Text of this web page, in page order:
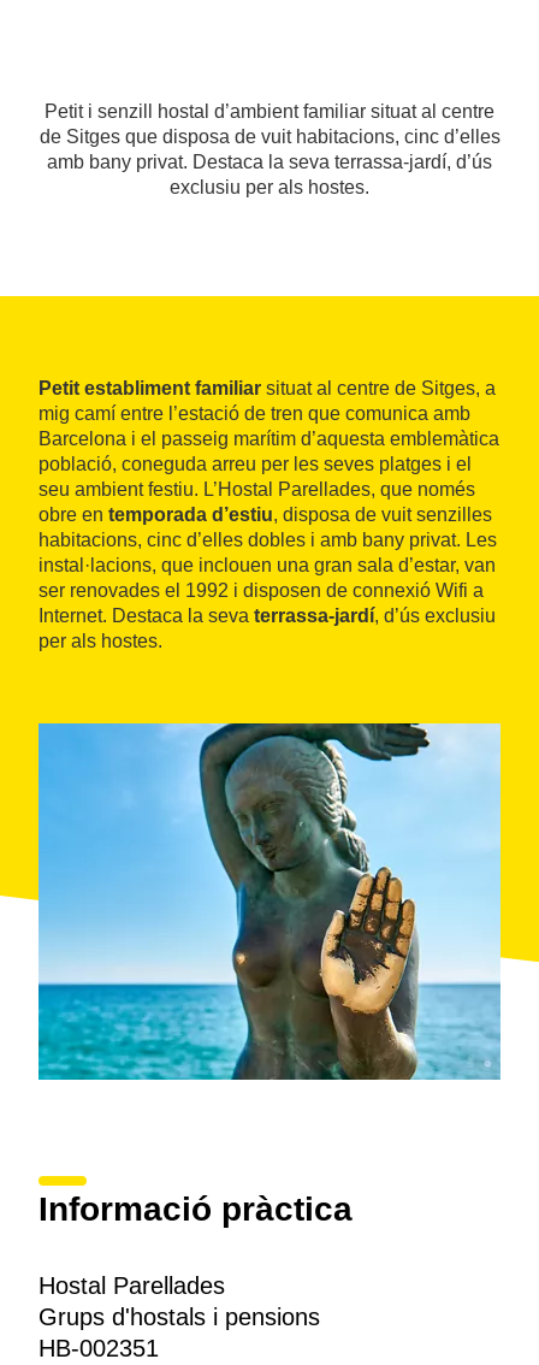
Petit i senzill hostal d’ambient familiar situat al centre
de Sitges que disposa de vuit habitacions, cinc d’elles
amb bany privat. Destaca la seva terrassa-jardí, d’ús
exclusiu per als hostes.
Petit establiment familiar situat al centre de Sitges, a
mig camí entre l’estació de tren que comunica amb
Barcelona i el passeig marítim d’aquesta emblemàtica
població, coneguda arreu per les seves platges i el
seu ambient festiu. L’Hostal Parellades, que només
obre en temporada d’estiu, disposa de vuit senzilles
habitacions, cinc d’elles dobles i amb bany privat. Les
instal·lacions, que inclouen una gran sala d’estar, van
ser renovades el 1992 i disposen de connexió Wifi a
Internet. Destaca la seva terrassa-jardí, d’ús exclusiu
per als hostes.
Informació pràctica
Hostal Parellades
Grups d'hostals i pensions
HB-002351